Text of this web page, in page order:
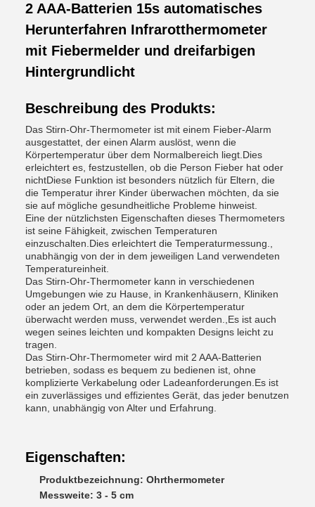
2 AAA-Batterien 15s automatisches
Herunterfahren Infrarotthermometer
mit Fiebermelder und dreifarbigen
Hintergrundlicht
Beschreibung des Produkts:
Das Stirn-Ohr-Thermometer ist mit einem Fieber-Alarm
ausgestattet, der einen Alarm auslöst, wenn die
Körpertemperatur über dem Normalbereich liegt.Dies
erleichtert es, festzustellen, ob die Person Fieber hat oder
nichtDiese Funktion ist besonders nützlich für Eltern, die
die Temperatur ihrer Kinder überwachen möchten, da sie
sie auf mögliche gesundheitliche Probleme hinweist.
Eine der nützlichsten Eigenschaften dieses Thermometers
ist seine Fähigkeit, zwischen Temperaturen
einzuschalten.Dies erleichtert die Temperaturmessung.,
unabhängig von der in dem jeweiligen Land verwendeten
Temperatureinheit.
Das Stirn-Ohr-Thermometer kann in verschiedenen
Umgebungen wie zu Hause, in Krankenhäusern, Kliniken
oder an jedem Ort, an dem die Körpertemperatur
überwacht werden muss, verwendet werden.,Es ist auch
wegen seines leichten und kompakten Designs leicht zu
tragen.
Das Stirn-Ohr-Thermometer wird mit 2 AAA-Batterien
betrieben, sodass es bequem zu bedienen ist, ohne
komplizierte Verkabelung oder Ladeanforderungen.Es ist
ein zuverlässiges und effizientes Gerät, das jeder benutzen
kann, unabhängig von Alter und Erfahrung.
Eigenschaften:
Produktbezeichnung: Ohrthermometer
Messweite: 3 - 5 cm